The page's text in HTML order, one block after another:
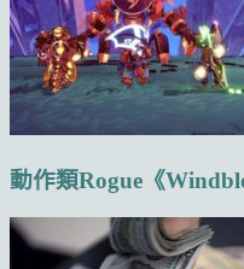
動作類Rogue《